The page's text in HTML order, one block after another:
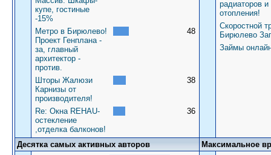
купе, гостиные
-15%
Метро в Бирюлево!
Проект Генплана -
за, главный
архитектор -
против.
48
Шторы Жалюзи
Карнизы от
производителя!
38
Re: Окна REHAU-
остекление
,отделка балконов!
36
радиаторов и
отопления!
Скоростной
Бирюлево
Займы
Десятка самых активных авторов
Максимальное